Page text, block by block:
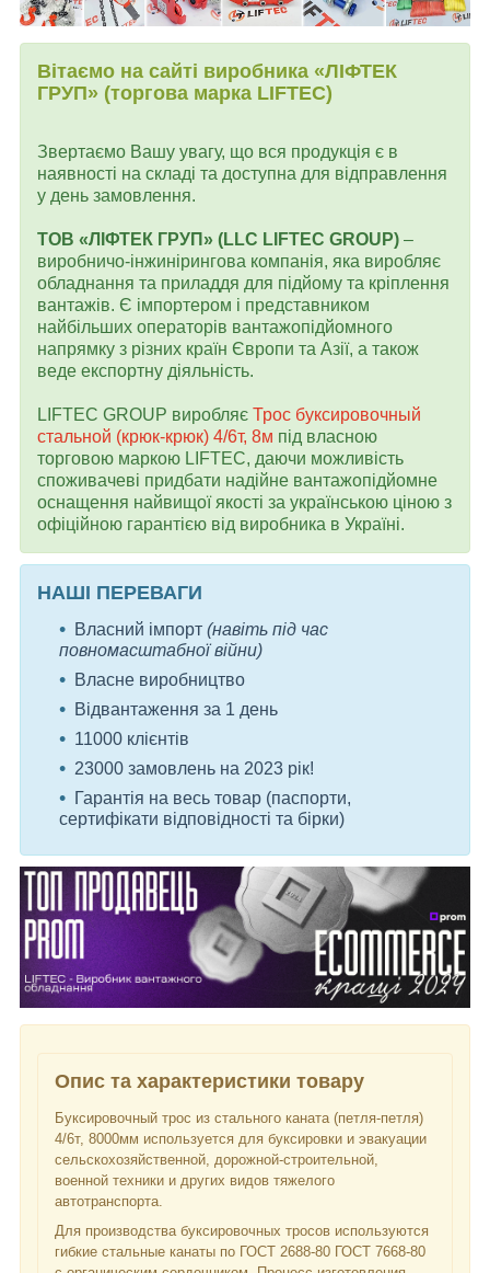
Вітаємо на сайті виробника «ЛІФТЕК
ГРУП» (торгова марка LIFTEC)
Звертаємо Вашу увагу, що вся продукція є в
наявності на складі та доступна для відправлення
у день замовлення.
ТОВ «ЛІФТЕК ГРУП» (LLC LIFTEC GROUP) –
виробничо-інжинірингова компанія, яка виробляє
обладнання та приладдя для підйому та кріплення
вантажів. Є імпортером і представником
найбільших операторів вантажопідйомного
напрямку з різних країн Європи та Азії, а також
веде експортну діяльність.
LIFTEC GROUP виробляє Трос буксировочный
стальной (крюк-крюк) 4/6т, 8м під власною
торговою маркою LIFTEC, даючи можливість
споживачеві придбати надійне вантажопідйомне
оснащення найвищої якості за українською ціною з
офіційною гарантією від виробника в Україні.
НАШІ ПЕРЕВАГИ
Власний імпорт (навіть під час
повномасштабної війни)
Власне виробництво
Відвантаження за 1 день
11000 клієнтів
23000 замовлень на 2023 рік!
Гарантія на весь товар (паспорти,
сертифікати відповідності та бірки)
Опис та характеристики товару
Буксировочный трос из стального каната (петля-петля)
4/6т, 8000мм используется для буксировки и эвакуации
сельскохозяйственной, дорожной-строительной,
военной техники и других видов тяжелого
автотранспорта.
Для производства буксировочных тросов используются
гибкие стальные канаты по ГОСТ 2688-80 ГОСТ 7668-80